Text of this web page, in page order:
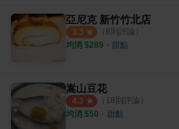
亞尼克 新竹竹北店
3.3 （ 8則評論）
均消 $289 ・ 甜點
嵩山豆花
4.3 （ 18則評論）
均消 $50 ・ 甜點